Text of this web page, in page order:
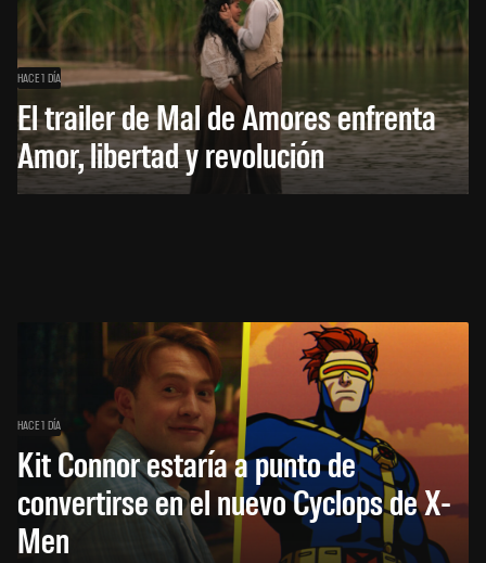
HACE 1 DÍA
El trailer de Mal de Amores enfrenta
Amor, libertad y revolución
HACE 1 DÍA
Kit Connor estaría a punto de
convertirse en el nuevo Cyclops de X-
Men